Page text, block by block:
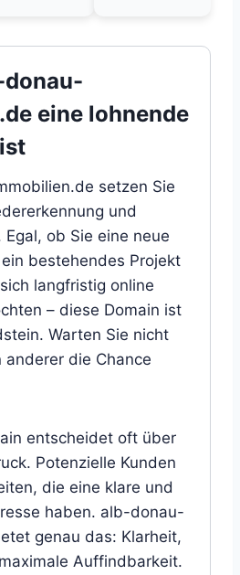
eine lohnende
setzen Sie
und
ob Sie eine neue
bestehendes Projekt
langfristig online
– diese Domain ist
Warten Sie nicht
anderer die Chance
entscheidet oft über
Potenzielle Kunden
die eine klare und
haben. alb-donau-
genau das: Klarheit,
Auffindbarkeit.